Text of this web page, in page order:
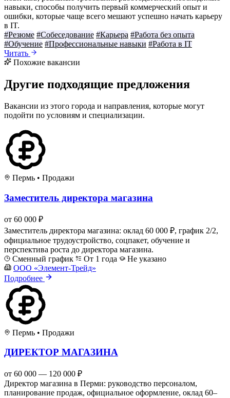
навыки, способы получить первый коммерческий опыт и
ошибки, которые чаще всего мешают успешно начать карьеру
в IT.
#Резюме #Собеседование #Карьера #Работа без опыта
#Обучение #Профессиональные навыки #Работа в IT
Читать
Похожие вакансии
Другие подходящие предложения
Вакансии из этого города и направления, которые могут
подойти по условиям и специализации.
Пермь • Продажи
Заместитель директора магазина
от 60 000 ₽
Заместитель директора магазина: оклад 60 000 ₽, график 2/2,
официальное трудоустройство, соцпакет, обучение и
перспектива роста до директора магазина.
Сменный график
От 1 года
Не указано
ООО «Элемент-Трейд»
Подробнее
Пермь • Продажи
ДИРЕКТОР МАГАЗИНА
от 60 000 — 120 000 ₽
Директор магазина в Перми: руководство персоналом,
планирование продаж, официальное оформление, оклад 60–